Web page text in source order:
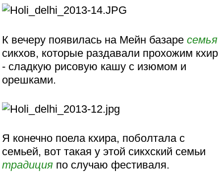
К вечеру появилась на Мейн базаресемья
сикхов, которые раздавали прохожим кхир
- сладкую рисовую кашу с изюмом и
орешками.
Я конечно поела кхира, поболтала с
семьей, вот такая у этой сикхский семьи
традиция по случаю фестиваля.